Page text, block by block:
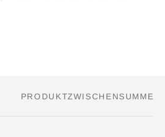
PRODUKTZWISCHENSUMME